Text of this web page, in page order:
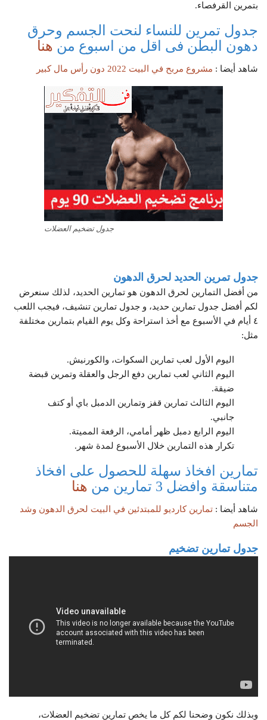
بتمرين القرفصاء.
جدول تمرين للنساء لنحت الجسم وحرق
دهون البطن فى اقل من اسبوع من هنا
شاهد أيضا : مشروع مربح في البيت 2022 دون رأس مال كبير
جدول تضخيم العضلات
جدول تمرين الحديد لحرق الدهون
من أفضل التمارين لحرق الدهون هو تمارين الحديد، لذلك سنعرض
لكم أفضل جدول تمارين حديد، و جدول تمارين تنشيف، فيجب اللعب
٤ أيام في الأسبوع مع أخذ استراحة وكل يوم القيام بتمارين مختلفة
مثل:
اليوم الأول لعب تمارين السكوات، والكورنيش.
اليوم الثاني لعب تمارين دفع الرجل والعقلة وتمرين قبضة
ضيقة.
اليوم الثالث تمارين قفز وتمارين الدمبل باي أو كتف
جانبي.
اليوم الرابع دمبل ظهر أمامي، الرفعة المميتة.
تكرار هذه التمارين خلال الأسبوع لمدة شهر.
تمارين افخاذ سهلة للحصول على افخاذ
متناسقة وافضل 3 تمارين من
هنا
شاهد أيضا : تمارين كارديو للمبتدئين في البيت لحرق الدهون وشد
الجسم
جدول تمارين تضخيم
وبذلك نكون وضحنا لكم كل ما يخص تمارين تضخيم العضلات،